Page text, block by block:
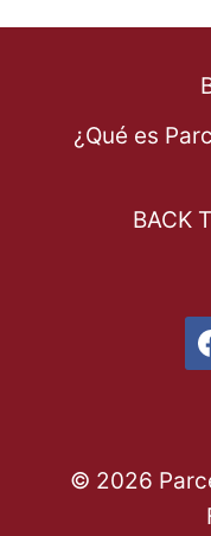
¿Qué es
BACK
© 2026